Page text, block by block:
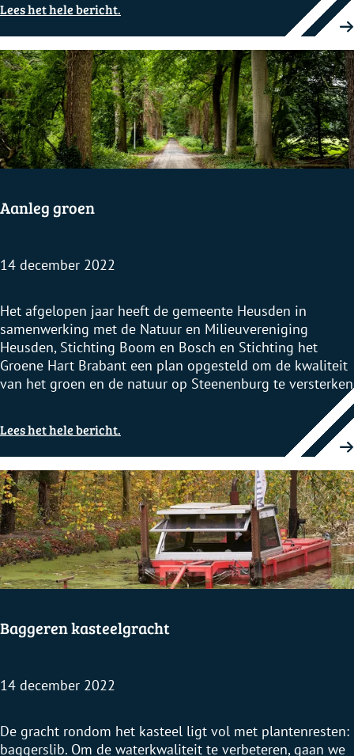
b
o
s
s
e
n
Lees het hele bericht.
Aanleg groen
14 december 2022
A
a
n
l
e
r
o
e
n
Het afgelopen jaar heeft de gemeente Heusden in
samenwerking met de Natuur en Milieuvereniging
Heusden, Stichting Boom en Bosch en Stichting het
Groene Hart Brabant een plan opgesteld om de kwaliteit
van het groen en de natuur op Steenenburg te versterken
Lees het hele bericht.
Baggeren kasteelgracht
14 december 2022
B
a
De gracht rondom het kasteel ligt vol met plantenresten:
baggerslib. Om de waterkwaliteit te verbeteren, gaan we